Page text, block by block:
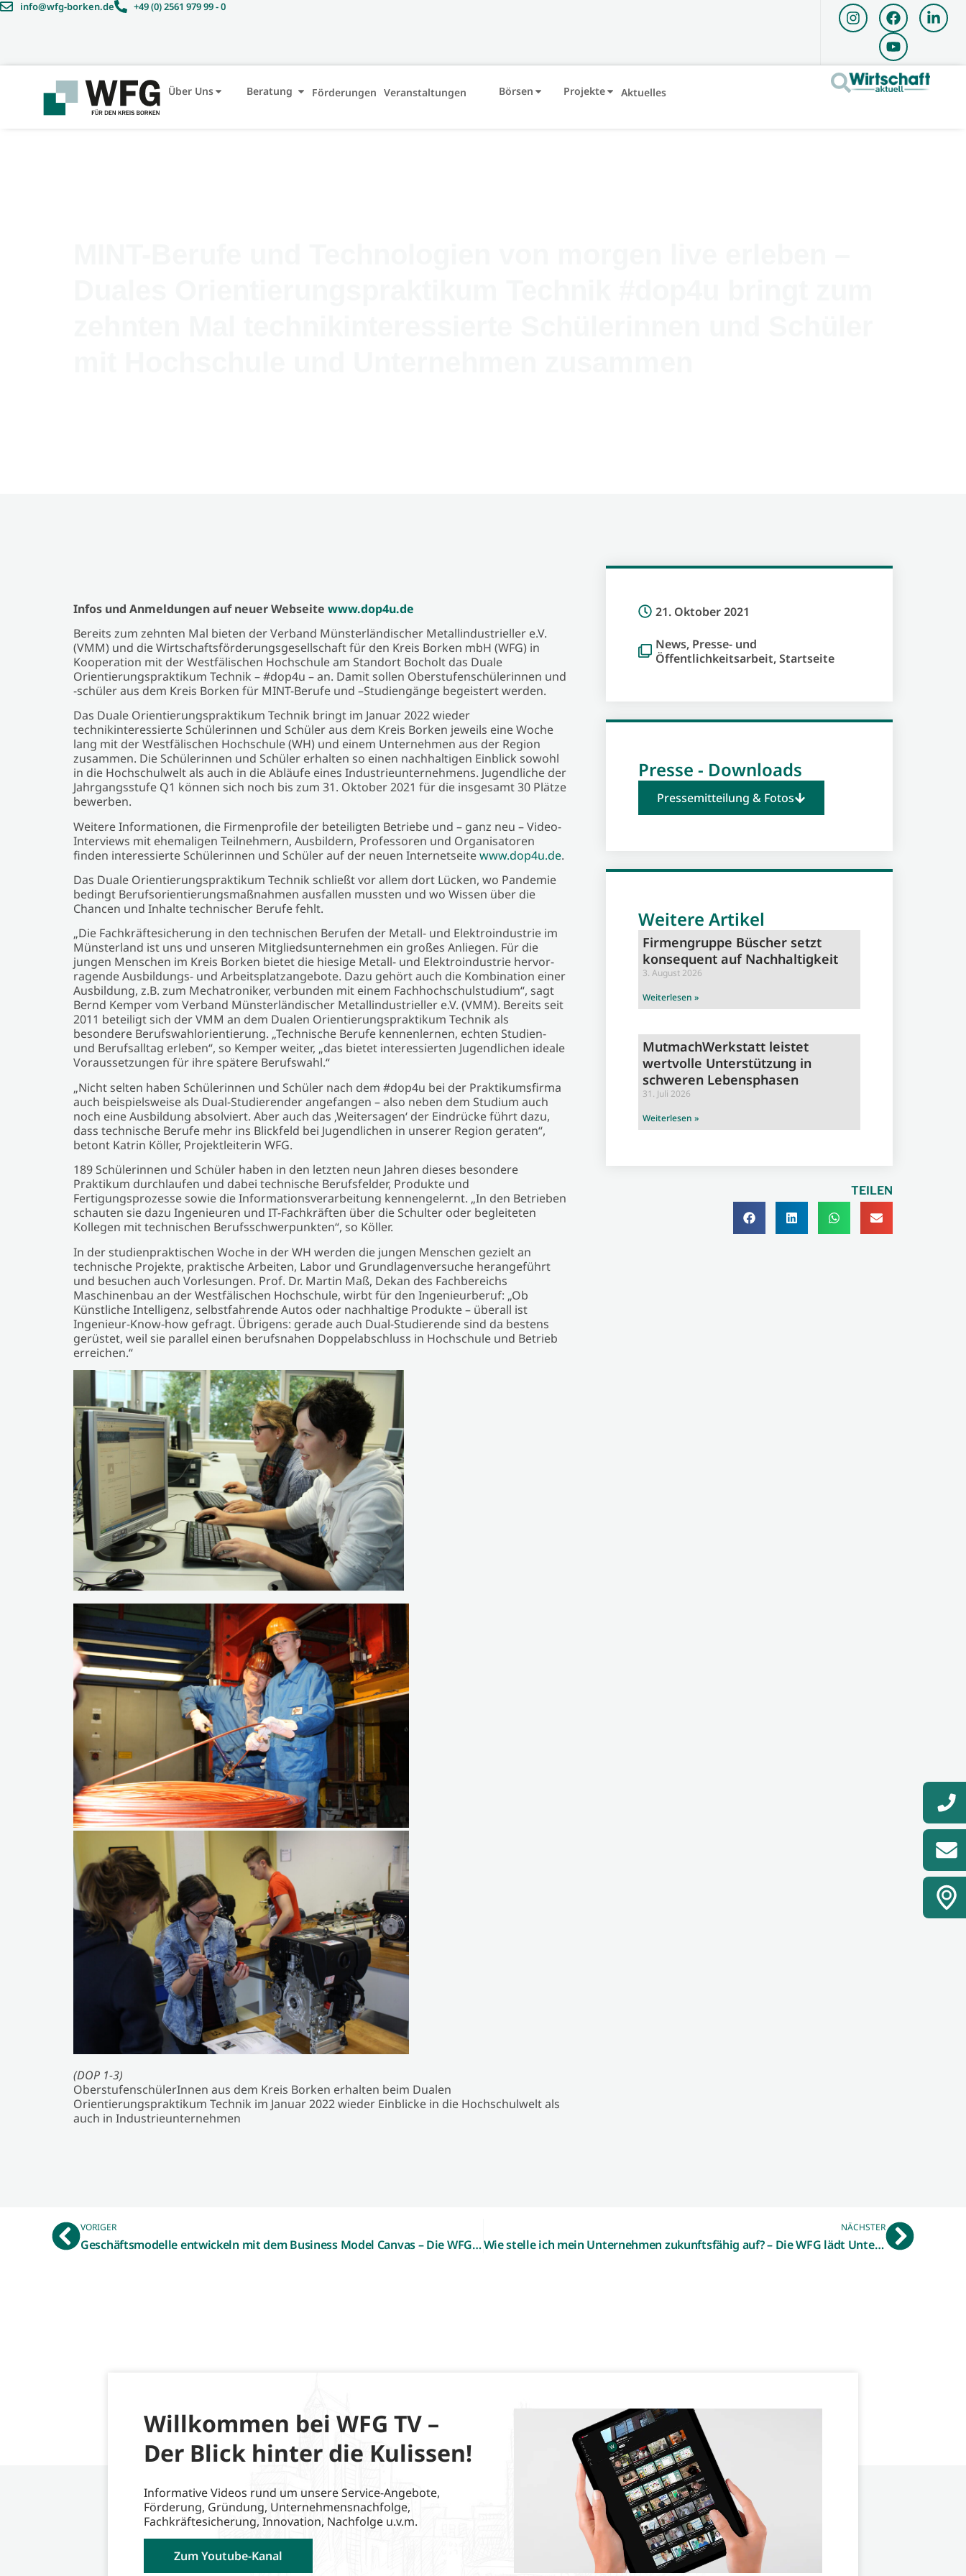
info@wfg-borken.de +49 (0) 2561 979 99 - 0
Über Uns Beratung Förderungen Veranstaltungen Börsen Projekte Aktuelles
Infos und Anmeldungen auf neuer Webseite www.dop4u.de
Bereits zum zehnten Mal bieten der Verband Münsterländischer Metallindustrieller e.V.
(VMM) und die Wirtschaftsförderungsgesellschaft für den Kreis Borken mbH (WFG) in
Kooperation mit der Westfälischen Hochschule am Standort Bocholt das Duale
Orientierungspraktikum Technik – #dop4u – an. Damit sollen Oberstufenschülerinnen und
-schüler aus dem Kreis Borken für MINT-Berufe und –Studiengänge begeistert werden.
Das Duale Orientierungspraktikum Technik bringt im Januar 2022 wieder
technikinteressierte Schülerinnen und Schüler aus dem Kreis Borken jeweils eine Woche
lang mit der Westfälischen Hochschule (WH) und einem Unternehmen aus der Region
zusammen. Die Schülerinnen und Schüler erhalten so einen nachhaltigen Einblick sowohl
in die Hochschulwelt als auch in die Abläufe eines Industrie­unternehmens. Jugendliche der
Jahrgangsstufe Q1 können sich noch bis zum 31. Oktober 2021 für die insgesamt 30 Plätze
bewerben.
Weitere Informationen, die Firmenprofile der beteiligten Betriebe und – ganz neu – Video-
Interviews mit ehemaligen Teilnehmern, Ausbildern, Professoren und Organisatoren
finden interessierte Schülerinnen und Schüler auf der neuen Internetseitewww.dop4u.de.
Das Duale Orientierungspraktikum Technik schließt vor allem dort Lücken, wo Pandemie
bedingt Berufsorientierungsmaßnahmen ausfallen mussten und wo Wissen über die
Chancen und Inhalte technischer Berufe fehlt.
„Die Fachkräftesicherung in den technischen Berufen der Metall- und Elektroindustrie im
Münsterland ist uns und unseren Mitgliedsunternehmen ein großes Anliegen. Für die
jungen Menschen im Kreis Borken bietet die hiesige Metall- und Elektroindustrie hervor­
ragende Ausbildungs- und Arbeitsplatzangebote. Dazu gehört auch die Kombination einer
Ausbildung, z.B. zum Mechatroniker, verbunden mit einem Fachhochschulstudium“, sagt
Bernd Kemper vom Verband Münsterländischer Metallindustrieller e.V. (VMM). Bereits seit
2011 beteiligt sich der VMM an dem Dualen Orientierungs­praktikum Technik als
besondere Berufswahlorientierung. „Technische Berufe kennenlernen, echten Studien-
und Berufsalltag erleben“, so Kemper weiter, „das bietet interessierten Jugendlichen ideale
Voraussetzungen für ihre spätere Berufswahl.“
„Nicht selten haben Schülerinnen und Schüler nach dem #dop4u bei der Praktikumsfirma
auch beispielsweise als Dual-Studierender angefangen – also neben dem Studium auch
noch eine Ausbildung absolviert. Aber auch das ‚Weitersagen‘ der Eindrücke führt dazu,
dass technische Berufe mehr ins Blickfeld bei Jugendlichen in unserer Region geraten“,
betont Katrin Köller, Projektleiterin WFG.
189 Schülerinnen und Schüler haben in den letzten neun Jahren dieses besondere
Praktikum durchlaufen und dabei technische Berufsfelder, Produkte und
Fertigungsprozesse sowie die Informationsverarbeitung kennengelernt. „In den Betrieben
schauten sie dazu Ingenieuren und IT-Fachkräften über die Schulter oder begleiteten
Kollegen mit technischen Berufsschwerpunkten“, so Köller.
In der studienpraktischen Woche in der WH werden die jungen Menschen gezielt an
technische Projekte, praktische Arbeiten, Labor und Grundlagenversuche herangeführt
und besuchen auch Vorlesungen. Prof. Dr. Martin Maß, Dekan des Fachbereichs
Maschinenbau an der Westfälischen Hochschule, wirbt für den Ingenieurberuf: „Ob
Künstliche Intelligenz, selbstfahrende Autos oder nachhaltige Produkte – überall ist
Ingenieur-Know-how gefragt. Übrigens: gerade auch Dual-Studierende sind da bestens
gerüstet, weil sie parallel einen berufsnahen Doppelabschluss in Hochschule und Betrieb
erreichen.“
(DOP 1-3)
OberstufenschülerInnen aus dem Kreis Borken erhalten beim Dualen
Orientierungspraktikum Technik im Januar 2022 wieder Einblicke in die Hochschulwelt als
auch in Industrieunternehmen
21. Oktober 2021
News, Presse- und
Öffentlichkeitsarbeit,Startseite
Presse - Downloads
Pressemitteilung & Fotos
Weitere Artikel
Firmengruppe Büscher setzt
konsequent auf Nachhaltigkeit
3. August 2026
Weiterlesen »
MutmachWerkstatt leistet
wertvolle Unterstützung in
schweren Lebensphasen
31. Juli 2026
Weiterlesen »
TEILEN
VORIGER
Geschäftsmodelle entwickeln mit dem Business Model Canvas – Die WFG lädt Gründungsinteressierte und junge Unternehmen am 2. November zu m kostenlosen Workshop ein.
NÄCHSTER
Wie stelle ich mein Unternehmen zukunftsfähig auf? – Die WFG lädt Unternehmen und insbesondere Nachfolgeinteressierte am 4. November zu einem kostenlosen Workshop ein.
Willkommen bei WFG TV –
Der Blick hinter die Kulissen!
Informative Videos rund um unsere Service-Angebote,
Förderung, Gründung, Unternehmensnachfolge,
Fachkräftesicherung, Innovation, Nachfolge u.v.m.
Zum Youtube-Kanal